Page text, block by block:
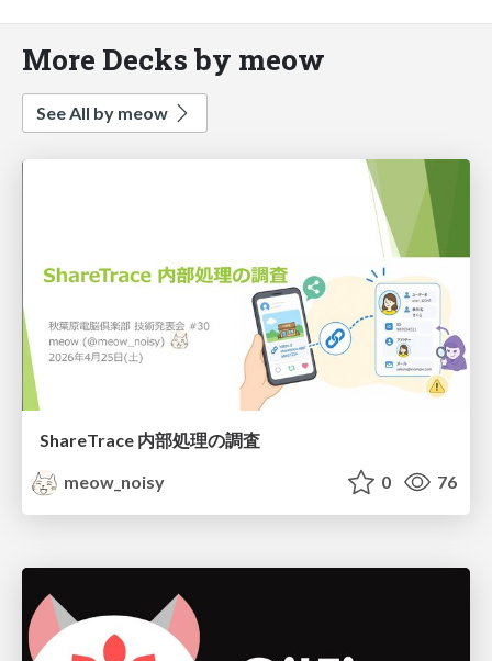
More Decks by meow
See All by meow
ShareTrace 内部処理の調査
meow_noisy
0 76